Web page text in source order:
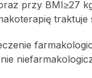
przy BMI≥27